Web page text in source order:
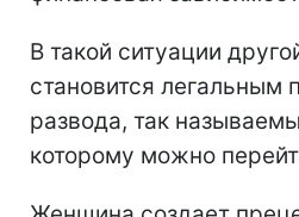
В такой ситуации
становится легальным
развода, так
которому можно